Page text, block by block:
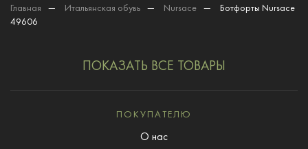
Главная — Итальянская обувь — Nursace —
Ботфорты Nursace
49606
ПОКАЗАТЬ ВСЕ ТОВАРЫ
ПОКУПАТЕЛЮ
О нас